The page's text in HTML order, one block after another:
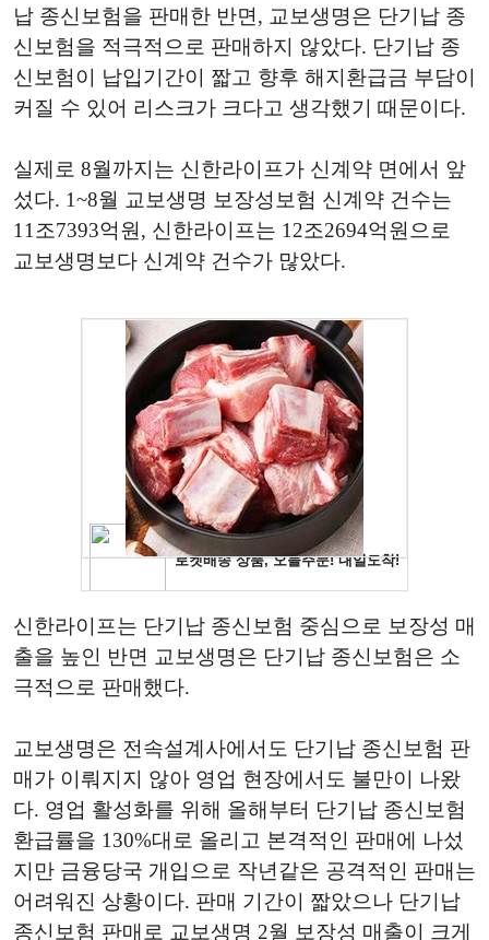
납 종신보험을 판매한 반면, 교보생명은 단기납 종
신보험을 적극적으로 판매하지 않았다. 단기납 종
신보험이 납입기간이 짧고 향후 해지환급금 부담이
커질 수 있어 리스크가 크다고 생각했기 때문이다.
실제로 8월까지는 신한라이프가 신계약 면에서 앞
섰다. 1~8월 교보생명 보장성보험 신계약 건수는
11조7393억원, 신한라이프는 12조2694억원으로
교보생명보다 신계약 건수가 많았다.
신한라이프는 단기납 종신보험 중심으로 보장성 매
출을 높인 반면 교보생명은 단기납 종신보험은 소
극적으로 판매했다.
교보생명은 전속설계사에서도 단기납 종신보험 판
매가 이뤄지지 않아 영업 현장에서도 불만이 나왔
다. 영업 활성화를 위해 올해부터 단기납 종신보험
환급률을 130%대로 올리고 본격적인 판매에 나섰
지만 금융당국 개입으로 작년같은 공격적인 판매는
어려워진 상황이다. 판매 기간이 짧았으나 단기납
종신보험 판매로 교보생명 2월 보장성 매출이 크게